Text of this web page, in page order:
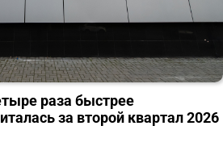
раза быстрее
за второй квартал 2026